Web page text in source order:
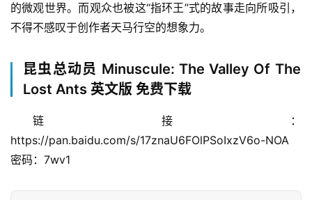
首
的微观世界。而观众也被这“指环王”式的故事走向所吸引，
不得不感叹于创作者天马行空的想象力。
昆虫总动员 Minuscule: The Valley Of The
Lost Ants 英文版 免费下载
链接：
https://pan.baidu.com/s/17znaU6FOlPSoIxzV6o-NOA
密码：7wv1